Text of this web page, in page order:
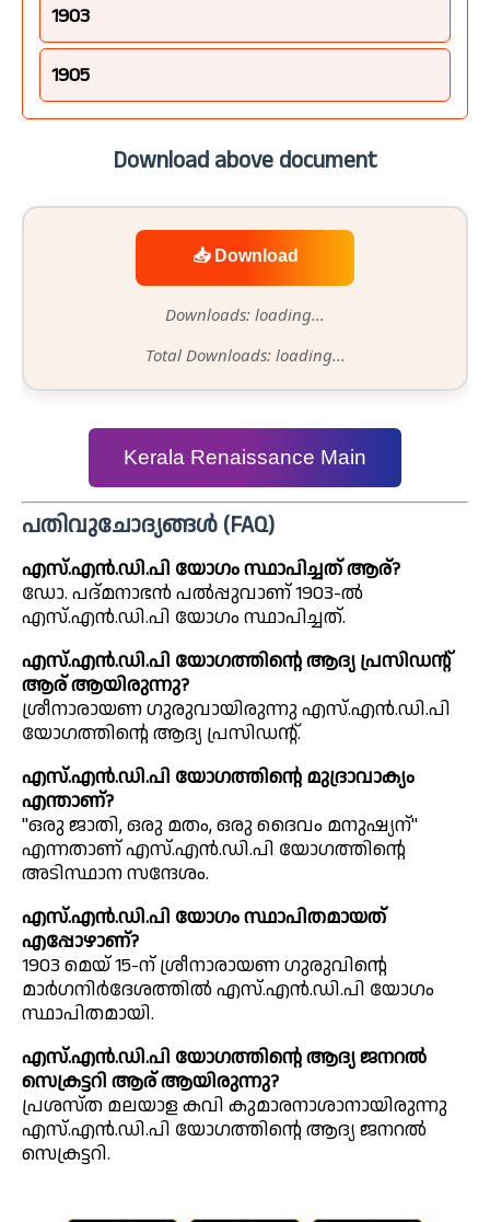
1903
1905
Download above document
📥 Download
Downloads: loading...
Total Downloads: loading...
Kerala Renaissance Main
പതിവുചോദ്യങ്ങൾ (FAQ)
എസ്.എൻ.ഡി.പി യോഗം സ്ഥാപിച്ചത് ആര്?
ഡോ. പദ്മനാഭൻ പൽപ്പുവാണ് 1903-ൽ
എസ്.എൻ.ഡി.പി യോഗം സ്ഥാപിച്ചത്.
എസ്.എൻ.ഡി.പി യോഗത്തിന്റെ ആദ്യ പ്രസിഡന്റ്
ആര് ആയിരുന്നു?
ശ്രീനാരായണ ഗുരുവായിരുന്നു എസ്.എൻ.ഡി.പി
യോഗത്തിന്റെ ആദ്യ പ്രസിഡന്റ്.
എസ്.എൻ.ഡി.പി യോഗത്തിന്റെ മുദ്രാവാക്യം
എന്താണ്?
"ഒരു ജാതി, ഒരു മതം, ഒരു ദൈവം മനുഷ്യന്"
എന്നതാണ് എസ്.എൻ.ഡി.പി യോഗത്തിന്റെ
അടിസ്ഥാന സന്ദേശം.
എസ്.എൻ.ഡി.പി യോഗം സ്ഥാപിതമായത്
എപ്പോഴാണ്?
1903 മെയ് 15-ന് ശ്രീനാരായണ ഗുരുവിന്റെ
മാർഗനിർദേശത്തിൽ എസ്.എൻ.ഡി.പി യോഗം
സ്ഥാപിതമായി.
എസ്.എൻ.ഡി.പി യോഗത്തിന്റെ ആദ്യ ജനറൽ
സെക്രട്ടറി ആര് ആയിരുന്നു?
പ്രശസ്ത മലയാള കവി കുമാരനാശാനായിരുന്നു
എസ്.എൻ.ഡി.പി യോഗത്തിന്റെ ആദ്യ ജനറൽ
സെക്രട്ടറി.